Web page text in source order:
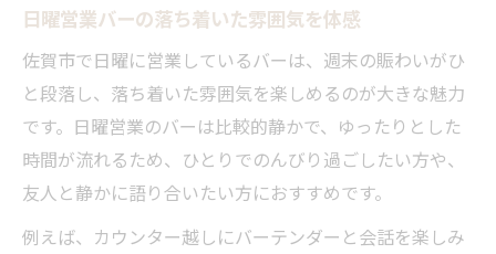
日曜営業バーの落ち着いた雰囲気を体感
佐賀市で日曜に営業しているバーは、週末の賑わいがひ
と段落し、落ち着いた雰囲気を楽しめるのが大きな魅力
です。日曜営業のバーは比較的静かで、ゆったりとした
時間が流れるため、ひとりでのんびり過ごしたい方や、
友人と静かに語り合いたい方におすすめです。
例えば、カウンター越しにバーテンダーと会話を楽しみ